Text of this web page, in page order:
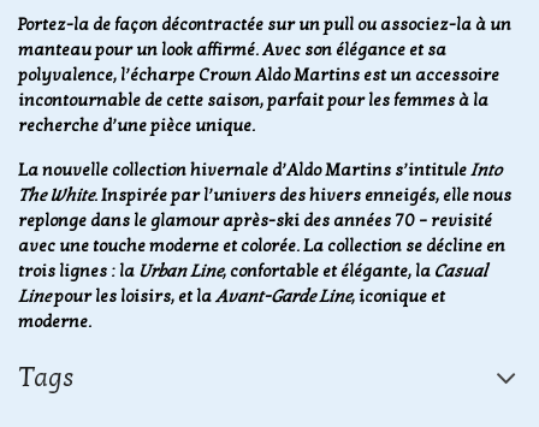
Portez-la de façon décontractée sur un pull ou associez-la à un
manteau pour un look affirmé. Avec son élégance et sa
polyvalence, l’écharpe Crown Aldo Martins est un accessoire
incontournable de cette saison, parfait pour les femmes à la
recherche d’une pièce unique.
La nouvelle collection hivernale d’Aldo Martins s’intituleInto
The White. Inspirée par l’univers des hivers enneigés, elle nous
replonge dans le glamour après-ski des années 70 – revisité
avec une touche moderne et colorée. La collection se décline en
trois lignes : la Urban Line, confortable et élégante, la Casual
Linepour les loisirs, et laAvant-Garde Line, iconique et
moderne.
Tags